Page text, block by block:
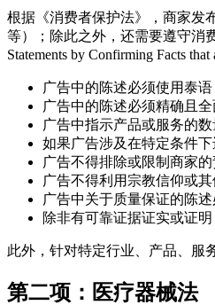
根据《消费者保护法》，商家发
等）；除此之外，还需要遵守消
Statements by Confirming Facts
广告中的陈述必须使用泰
广告中的陈述必须精确且全
广告中指示产品或服务的
如果广告涉及在特定条件
广告不得排除或限制商家
广告不得利用宗教信仰或
广告中关于质量保证的陈
除非有可靠证据证实或证
此外，针对特定行业、产品、服
第二项：医疗器械法